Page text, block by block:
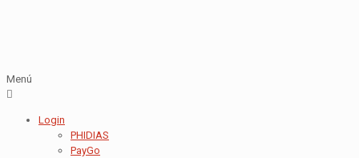
Menú
Login
PHIDIAS
PayGo